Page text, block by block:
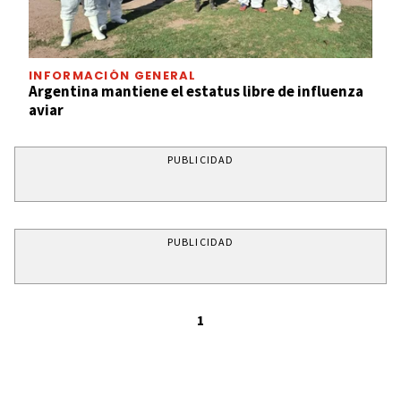
INFORMACIÓN GENERAL
Argentina mantiene el estatus libre de influenza
aviar
PUBLICIDAD
PUBLICIDAD
1